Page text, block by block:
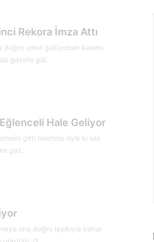
Rekora İmza Attı
doğru umut gülüyorum kalemi
gazete gül..
Hale Geliyor
gitti telefonu öyle ki sıla
gaz..
ona doğru layıkıyla bahar